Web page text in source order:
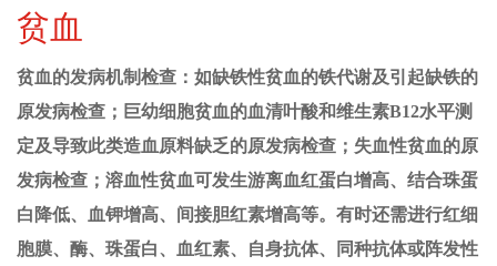
贫血
贫血的发病机制检查：如缺铁性贫血的铁代谢及引起缺铁的
原发病检查；巨幼细胞贫血的血清叶酸和维生素B12水平测
定及导致此类造血原料缺乏的原发病检查；失血性贫血的原
发病检查；溶血性贫血可发生游离血红蛋白增高、结合珠蛋
白降低、血钾增高、间接胆红素增高等。有时还需进行红细
胞膜、酶、珠蛋白、血红素、自身抗体、同种抗体或阵发性